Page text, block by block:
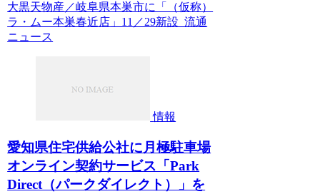
大黒天物産／岐阜県本巣市に「（仮称）
ラ・ムー本巣春近店」11／29新設 流通
ニュース
情報
愛知県住宅供給公社に月極駐車場
オンライン契約サービス「Park
Direct（パークダイレクト）」を